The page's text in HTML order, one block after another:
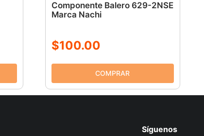
Componente Balero 629-2NSE
Marca Nachi
$100.00
Síguenos